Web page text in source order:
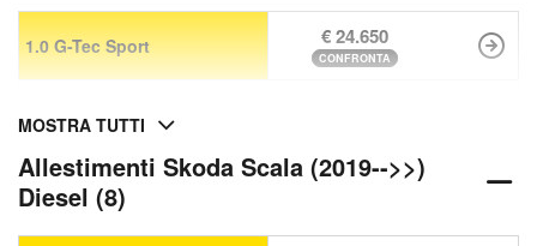
1.0 G-Tec Sport € 24.650
CONFRONTA
MOSTRA TUTTI
Allestimenti Skoda Scala (2019-->>)
Diesel (8)